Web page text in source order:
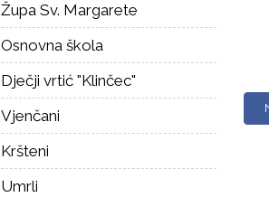
Župa Sv. Margarete
Osnovna škola
Dječji vrtić "Klinčec"
Vjenčani
Kršteni
Umrli